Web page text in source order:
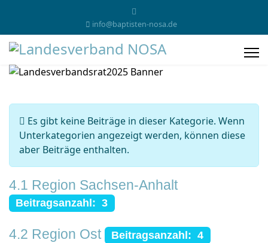
info@baptisten-nosa.de
Information
Es gibt keine Beiträge in dieser Kategorie. Wenn
Unterkategorien angezeigt werden, können diese
aber Beiträge enthalten.
4.1 Region Sachsen-Anhalt
Beitragsanzahl: 3
4.2 Region Ost Beitragsanzahl: 4